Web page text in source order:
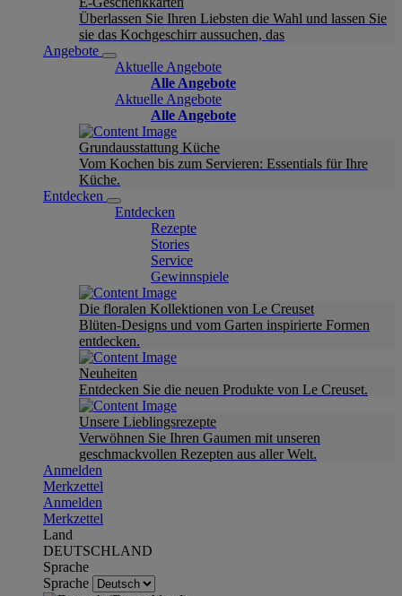
Überlassen Sie Ihren Liebsten die Wahl und lassen Sie
sie das Kochgeschirr aussuchen, das
Angebote
Aktuelle Angebote
Alle Angebote
Aktuelle Angebote
Alle Angebote
Grundausstattung Küche
Vom Kochen bis zum Servieren: Essentials für Ihre
Küche.
Entdecken
Entdecken
Rezepte
Stories
Service
Gewinnspiele
Die floralen Kollektionen von Le Creuset
Blüten-Designs und vom Garten inspirierte Formen
entdecken.
Neuheiten
Entdecken Sie die neuen Produkte von Le Creuset.
Unsere Lieblingsrezepte
Verwöhnen Sie Ihren Gaumen mit unseren
geschmackvollen Rezepten aus aller Welt.
Anmelden
Merkzettel
Anmelden
Merkzettel
Land
DEUTSCHLAND
Sprache
Sprache